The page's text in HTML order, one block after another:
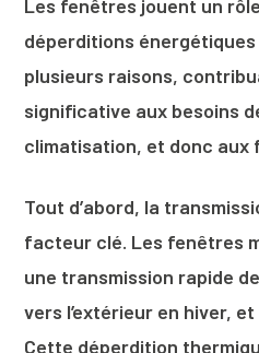
Les fenêtres jouent un
déperditions énergétiques
plusieurs raisons,
significative aux besoins
climatisation, et donc
Tout d’abord, la
facteur clé. Les fenêtres
une transmission rapide
vers l’extérieur en hiver,
Cette déperdition